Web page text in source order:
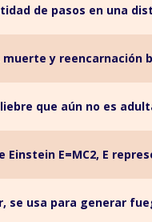
de pasos en una
muerte y reencarnación
que aún no es
Einstein E=MC2, E
se usa para generar